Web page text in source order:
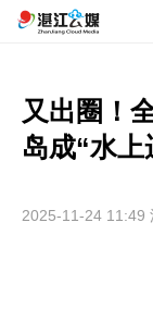
又出圈！
岛成“水上
2025-11-24 11:49